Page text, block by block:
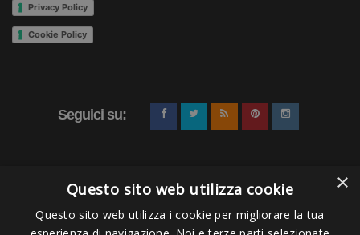
Privacy Policy
Cookie Policy
Seguici su:
×
Questo sito web utilizza cookie
Questo sito web utilizza i cookie per migliorare la tua